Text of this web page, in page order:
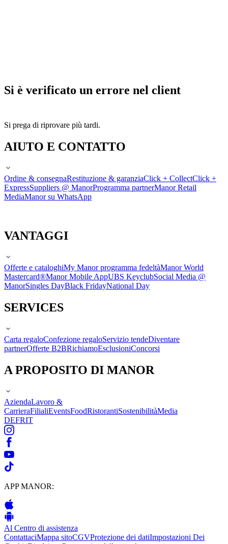
Si è verificato un errore nel client
Si prega di riprovare più tardi.
AIUTO E CONTATTO
Ordine & consegnaRestituzione & garanziaClick + CollectClick +
ExpressSuppliers @ ManorProgramma partnerManor Retail
MediaManor su WhatsApp
VANTAGGI
Offerte e cataloghiMy Manor programma fedeltàManor World
Mastercard®Manor Mobile AppUBS KeyclubSocial Media @
ManorSingles DayBlack FridayNational Day
SERVICES
Carta regaloConfezione regaloServizio tendeDiventare
partnerOfferte B2BRichiamoEsclusioniConcorsi
A PROPOSITO DI MANOR
AziendaLavoro &
CarrieraFilialiEventsFoodRistorantiSostenibilitàMedia
DEFRIT
APP MANOR:
Al Centro di assistenza
ContattaciMappa sitoCGVProtezione dei datiImpostazioni Dei